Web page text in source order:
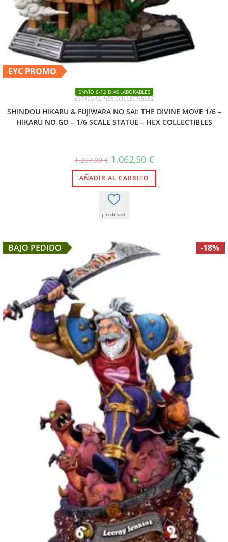
EYC PROMO
ENVÍO 6-12 DÍAS LABORABLES
ESTATUAS,HEX COLLECTIBLES
SHINDOU HIKARU & FUJIWARA NO SAI: THE DIVINE MOVE 1/6 –
HIKARU NO GO – 1/6 SCALE STATUE – HEX COLLECTIBLES
1.297,99€ 1.062,50 €
AÑADIR AL CARRITO
¡Lo deseo!
BAJO PEDIDO -18%